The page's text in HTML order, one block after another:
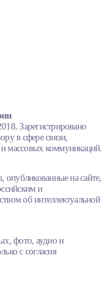
Зарегистрировано
в сфере связи,
массовых коммуникаций.
опубликованные на сайте,
и
об интеллектуальной
фото, аудио и
с согласия